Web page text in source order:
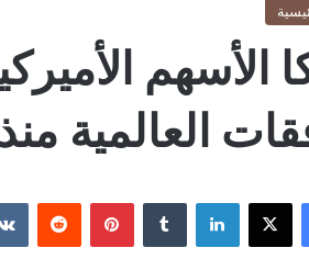
الأسهم
العالمية منذ 2020
فيسبوك ‫X لينكدإن بينتيريست